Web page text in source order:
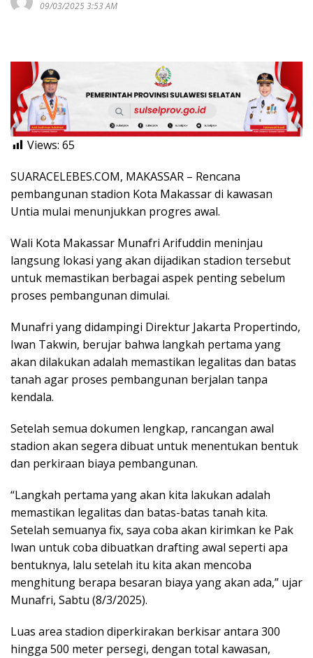
09/03/2025 3:53 AM
Views: 65
SUARACELEBES.COM, MAKASSAR – Rencana
pembangunan stadion Kota Makassar di kawasan
Untia mulai menunjukkan progres awal.
Wali Kota Makassar Munafri Arifuddin meninjau
langsung lokasi yang akan dijadikan stadion tersebut
untuk memastikan berbagai aspek penting sebelum
proses pembangunan dimulai.
Munafri yang didampingi Direktur Jakarta Propertindo,
Iwan Takwin, berujar bahwa langkah pertama yang
akan dilakukan adalah memastikan legalitas dan batas
tanah agar proses pembangunan berjalan tanpa
kendala.
Setelah semua dokumen lengkap, rancangan awal
stadion akan segera dibuat untuk menentukan bentuk
dan perkiraan biaya pembangunan.
“Langkah pertama yang akan kita lakukan adalah
memastikan legalitas dan batas-batas tanah kita.
Setelah semuanya fix, saya coba akan kirimkan ke Pak
Iwan untuk coba dibuatkan drafting awal seperti apa
bentuknya, lalu setelah itu kita akan mencoba
menghitung berapa besaran biaya yang akan ada,” ujar
Munafri, Sabtu (8/3/2025).
Luas area stadion diperkirakan berkisar antara 300
hingga 500 meter persegi, dengan total kawasan,